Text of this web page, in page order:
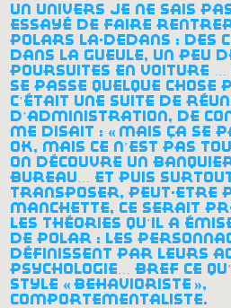
un univers je ne sais
essayé de faire rentrer
polars là-dedans : des
dans la gueule, un peu
poursuites en voiture …
se passe quelque chose
c’était une suite de
d’administration, de
me disait : « mais ça se
ok, mais ce n’est pas
on découvre un
bureau… et puis
transposer, peut-être
manchette, ce serait
les théories qu’il a
de polar : les
définissent par leurs
psychologie… bref ce
style « behavioriste »,
comportementaliste.